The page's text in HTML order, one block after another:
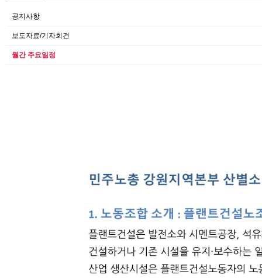
공지사항
보도자료/기자회견
월간 주요일정